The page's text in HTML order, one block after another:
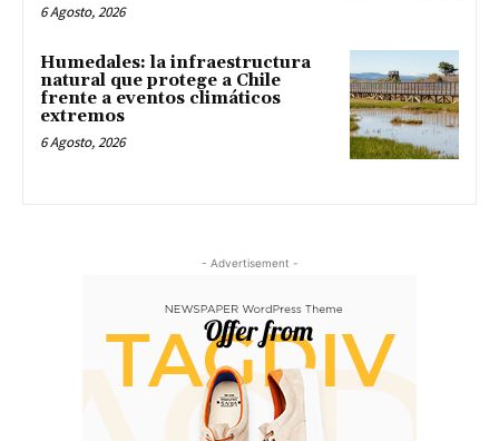
6 Agosto, 2026
Humedales: la infraestructura
natural que protege a Chile
frente a eventos climáticos
extremos
6 Agosto, 2026
- Advertisement -